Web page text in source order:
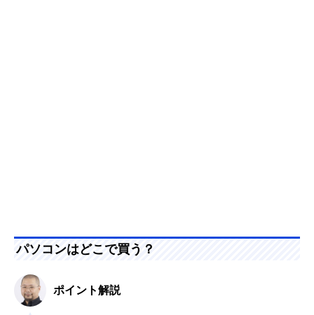
パソコンはどこで買う？
ポイント解説